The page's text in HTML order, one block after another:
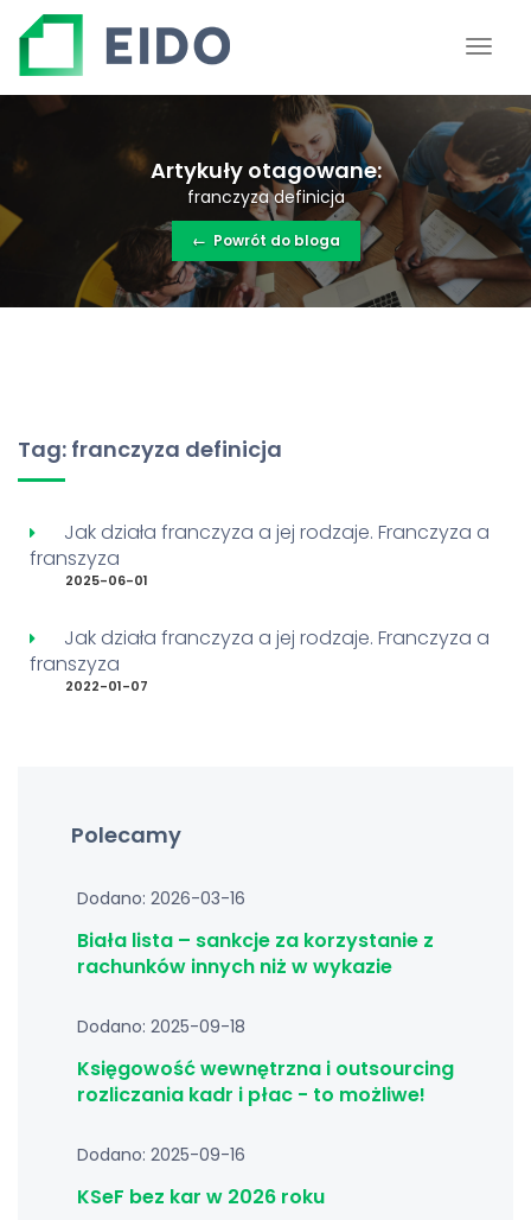
Artykuły otagowane:
franczyza definicja
← Powrót do bloga
Tag: franczyza definicja
Jak działa franczyza a jej rodzaje. Franczyza a
franszyza
2025-06-01
Jak działa franczyza a jej rodzaje. Franczyza a
franszyza
2022-01-07
Polecamy
Dodano: 2026-03-16
Biała lista – sankcje za korzystanie z
rachunków innych niż w wykazie
Dodano: 2025-09-18
Księgowość wewnętrzna i outsourcing
rozliczania kadr i płac - to możliwe!
Dodano: 2025-09-16
KSeF bez kar w 2026 roku